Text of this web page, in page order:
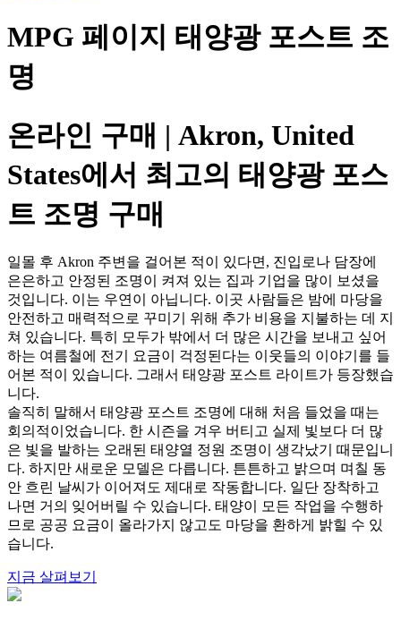
MPG 페이지 태양광 포스트 조
명
온라인 구매 | Akron, United
States에서 최고의 태양광 포스
트 조명 구매
일몰 후 Akron 주변을 걸어본 적이 있다면, 진입로나 담장에
은은하고 안정된 조명이 켜져 있는 집과 기업을 많이 보셨을
것입니다. 이는 우연이 아닙니다. 이곳 사람들은 밤에 마당을
안전하고 매력적으로 꾸미기 위해 추가 비용을 지불하는 데 지
쳐 있습니다. 특히 모두가 밖에서 더 많은 시간을 보내고 싶어
하는 여름철에 전기 요금이 걱정된다는 이웃들의 이야기를 들
어본 적이 있습니다. 그래서 태양광 포스트 라이트가 등장했습
니다.
솔직히 말해서 태양광 포스트 조명에 대해 처음 들었을 때는
회의적이었습니다. 한 시즌을 겨우 버티고 실제 빛보다 더 많
은 빛을 발하는 오래된 태양열 정원 조명이 생각났기 때문입니
다. 하지만 새로운 모델은 다릅니다. 튼튼하고 밝으며 며칠 동
안 흐린 날씨가 이어져도 제대로 작동합니다. 일단 장착하고
나면 거의 잊어버릴 수 있습니다. 태양이 모든 작업을 수행하
므로 공공 요금이 올라가지 않고도 마당을 환하게 밝힐 수 있
습니다.
지금 살펴보기